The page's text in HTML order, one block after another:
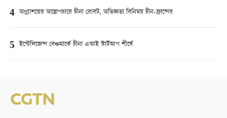
4 অগ্ন্যাশয়ের অস্ত্রোপচারে চীনা রোবট, অভিজ্ঞতা বিনিময় চীন-ফ্রান্সের
5 ইন্টেলিজেন্স বেঞ্চমার্কে চীনা এআই স্টার্টআপ শীর্ষে